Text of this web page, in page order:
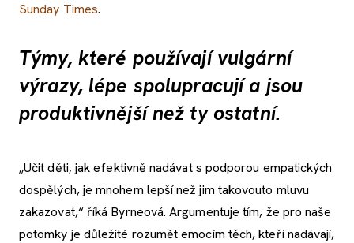
Sunday Times.
Týmy, které používají vulgární
výrazy, lépe spolupracují a jsou
produktivnější než ty ostatní.
„Učit děti, jak efektivně nadávat s podporou empatických
dospělých, je mnohem lepší než jim takovouto mluvu
zakazovat,“ říká Byrneová. Argumentuje tím, že pro naše
potomky je důležité rozumět emocím těch, kteří nadávají,